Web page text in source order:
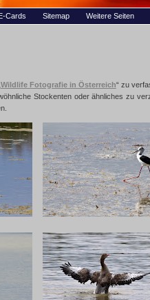
Cards Sitemap Weitere Seiten
Wildlife Fotografie in Österreich“ zu
Stockenten oder ähnliches zu